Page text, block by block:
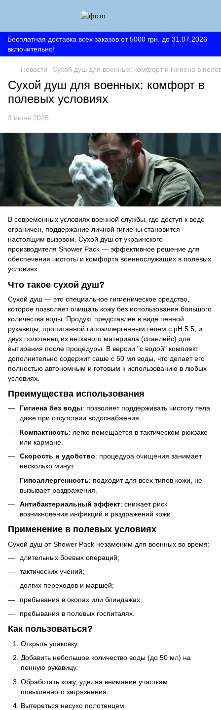
Бесплатная доставка всех заказов от 5000 грн. до 31.07.2026
включительно!
Новости Сухой душ для военных: комфорт и гигиена в
Сухой душ для военных: комфорт в
полевых условиях
3 июня 2025
В современных условиях военной службы, где доступ к воде
ограничен, поддержание личной гигиены становится
настоящим вызовом. Сухой душ от украинского
производителя Shower Pack — эффективное решение для
обеспечения чистоты и комфорта военнослужащих в полевых
условиях.
Что такое сухой душ?
Сухой душ — это специальное гигиеническое средство,
которое позволяет очищать кожу без использования большого
количества воды. Продукт представлен в виде пенной
рукавицы, пропитанной гипоаллергенным гелем с pH 5.5, и
двух полотенец из нетканого материала (спанлейс) для
вытирания после процедуры. В версии "с водой" комплект
дополнительно содержит саше с 50 мл воды, что делает его
полностью автономным и готовым к использованию в любых
условиях.
Преимущества использования
Гигиена без воды: позволяет поддерживать чистоту тела
даже при отсутствии водоснабжения.
Компактность: легко помещается в тактическом рюкзаке
или кармане.
Скорость и удобство: процедура очищения занимает
несколько минут.
Гипоаллергенность: подходит для всех типов кожи, не
вызывает раздражения.
Антибактериальный эффект: снижает риск
возникновения инфекций и раздражений кожи.
Применение в полевых условиях
Сухой душ от Shower Pack незаменим для военных во время:
длительных боевых операций;
тактических учений;
долгих переходов и маршей;
пребывания в окопах или блиндажах;
пребывания в полевых госпиталях.
Как пользоваться?
Открыть упаковку.
Добавить небольшое количество воды (до 50 мл) на
пенную рукавицу.
Обработать кожу, уделяя внимание участкам
повышенного загрязнения.
Вытереться насухо полотенцем.